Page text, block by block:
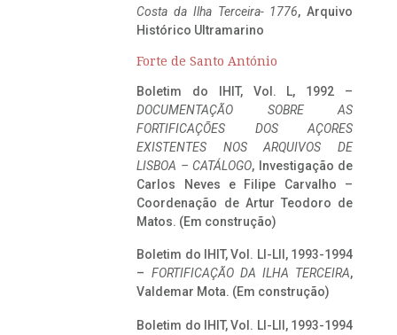
Costa da Ilha Terceira- 1776, Arquivo
Histórico Ultramarino
Forte de Santo António
Boletim do IHIT, Vol. L, 1992 –
DOCUMENTAÇÃO SOBRE AS
FORTIFICAÇÕES DOS AÇORES
EXISTENTES NOS ARQUIVOS DE
LISBOA – CATÁLOGO, Investigação de
Carlos Neves e Filipe Carvalho –
Coordenação de Artur Teodoro de
Matos. (Em construção)
Boletim do IHIT, Vol. LI-LII, 1993-1994
– FORTIFICAÇÃO DA ILHA TERCEIRA,
Valdemar Mota. (Em construção)
Boletim do IHIT, Vol. LI-LII, 1993-1994